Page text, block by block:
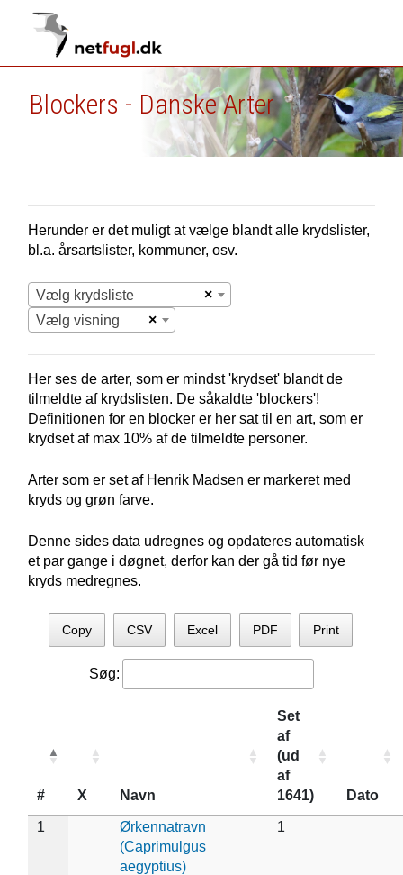
Blockers - Danske Arter
Herunder er det muligt at vælge blandt alle krydslister,
bl.a. årsartslister, kommuner, osv.
×
Vælg krydsliste
×
Vælg visning
Her ses de arter, som er mindst 'krydset' blandt de
tilmeldte af krydslisten. De såkaldte 'blockers'!
Definitionen for en blocker er her sat til en art, som er
krydset af max 10% af de tilmeldte personer.
Arter som er set af Henrik Madsen er markeret med
kryds og grøn farve.
Denne sides data udregnes og opdateres automatisk
et par gange i døgnet, derfor kan der gå tid før nye
kryds medregnes.
Copy CSV Excel PDF Print
Søg:
# X Navn
Set
af
(ud
af
1641)
Dato
1
Ørkennatravn
(Caprimulgus
aegyptius)
1